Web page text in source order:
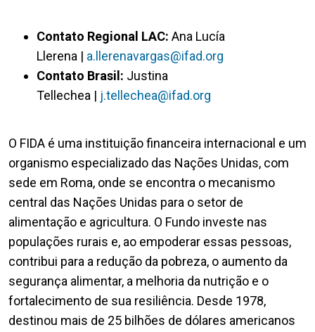
Contato Regional LAC: Ana Lucía
Llerena | a.llerenavargas@ifad.org
Contato Brasil: Justina
Tellechea | j.tellechea@ifad.org
O FIDA é uma instituição financeira internacional e um
organismo especializado das Nações Unidas, com
sede em Roma, onde se encontra o mecanismo
central das Nações Unidas para o setor de
alimentação e agricultura. O Fundo investe nas
populações rurais e, ao empoderar essas pessoas,
contribui para a redução da pobreza, o aumento da
segurança alimentar, a melhoria da nutrição e o
fortalecimento de sua resiliência. Desde 1978,
destinou mais de 25 bilhões de dólares americanos